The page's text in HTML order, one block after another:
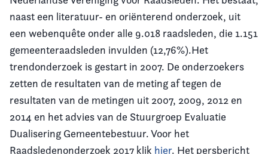
naast een literatuur- en oriënterend onderzoek, uit
een webenquête onder alle 9.018 raadsleden, die 1.151
gemeenteraadsleden invulden (12,76%).Het
trendonderzoek is gestart in 2007. De onderzoekers
zetten de resultaten van de meting af tegen de
resultaten van de metingen uit 2007, 2009, 2012 en
2014 en het advies van de Stuurgroep Evaluatie
Dualisering Gemeentebestuur. Voor het
Raadsledenonderzoek 2017 klik hier. Het persbericht